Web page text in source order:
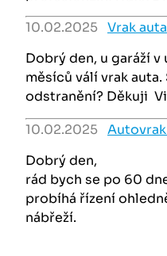
10.02.2025 Vrak auta
Dobrý den, u garáží
měsíců válí vrak
odstranění? Děkuji
10.02.2025
Dobrý den,
rád bych se po 60
probíhá řízení
nábřeží.